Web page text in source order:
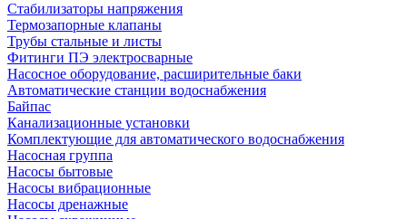
Стабилизаторы напряжения
Термозапорные клапаны
Трубы стальные и листы
Фитинги ПЭ электросварные
Насосное оборудование, расширительные баки
Автоматические станции водоснабжения
Байпас
Канализационные установки
Комплектующие для автоматического водоснабжения
Насосная группа
Насосы бытовые
Насосы вибрационные
Насосы дренажные